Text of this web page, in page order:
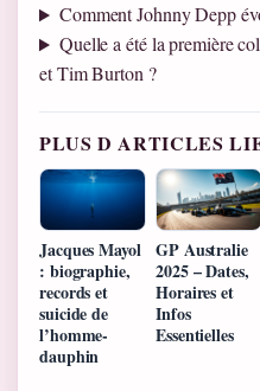
Comment Johnny Depp
Quelle a été la première
et Tim Burton ?
PLUS D ARTICLES
Jacques Mayol
: biographie,
records et
suicide de
l’homme-
dauphin
GP Australie
2025 – Dates,
Horaires et
Infos
Essentielles